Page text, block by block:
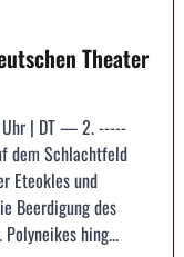
Theater
Uhr | DT — 2. -----
dem Schlachtfeld
Eteokles und
Beerdigung des
hing...